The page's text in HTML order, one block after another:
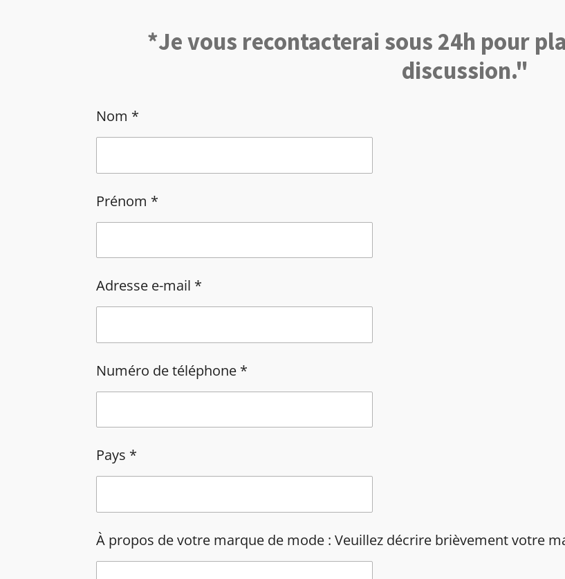
*Je vous recontacterai sous 24h pour
discussion."
Nom *
Prénom *
Adresse e-mail *
Numéro de téléphone *
Pays *
À propos de votre marque de mode : Veuillez décrire brièvement votre